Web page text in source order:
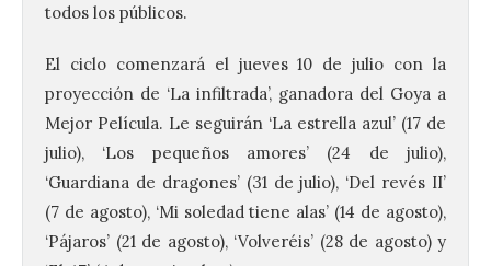
todos los públicos.
El ciclo comenzará el jueves 10 de julio con la
proyección de ‘La infiltrada’, ganadora del Goya a
Mejor Película. Le seguirán ‘La estrella azul’ (17 de
julio), ‘Los pequeños amores’ (24 de julio),
‘Guardiana de dragones’ (31 de julio), ‘Del revés II’
(7 de agosto), ‘Mi soledad tiene alas’ (14 de agosto),
‘Pájaros’ (21 de agosto), ‘Volveréis’ (28 de agosto) y
Bañeza presenta el
Festival One More Time,
una cita con la música de
los 80 y 90 para el 16 de
agosto en la Plaza Mayor.
6 Ago 2026
Se celebrará el próximo